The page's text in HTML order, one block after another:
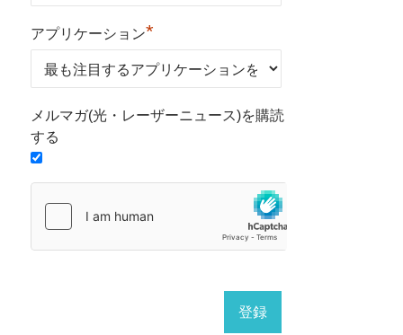
アプリケーション*
メルマガ(光・レーザーニュース)を購読
する